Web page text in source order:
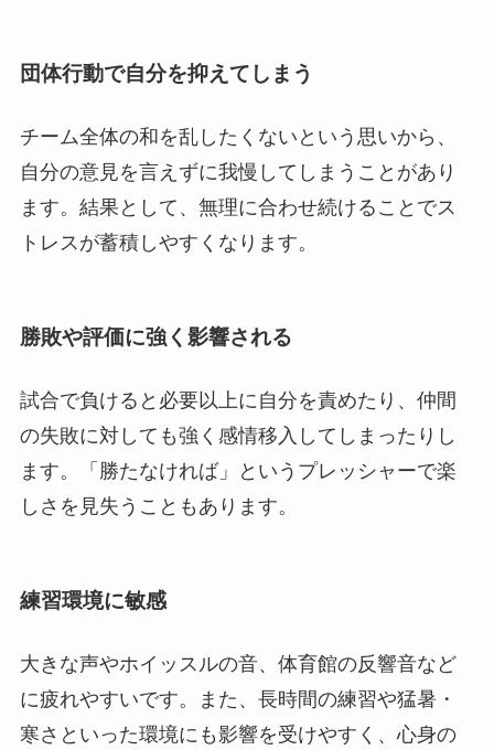
団体行動で自分を抑えてしまう
チーム全体の和を乱したくないという思いから、
自分の意見を言えずに我慢してしまうことがあり
ます。結果として、無理に合わせ続けることでス
トレスが蓄積しやすくなります。
勝敗や評価に強く影響される
試合で負けると必要以上に自分を責めたり、仲間
の失敗に対しても強く感情移入してしまったりし
ます。「勝たなければ」というプレッシャーで楽
しさを見失うこともあります。
練習環境に敏感
大きな声やホイッスルの音、体育館の反響音など
に疲れやすいです。また、長時間の練習や猛暑・
寒さといった環境にも影響を受けやすく、心身の